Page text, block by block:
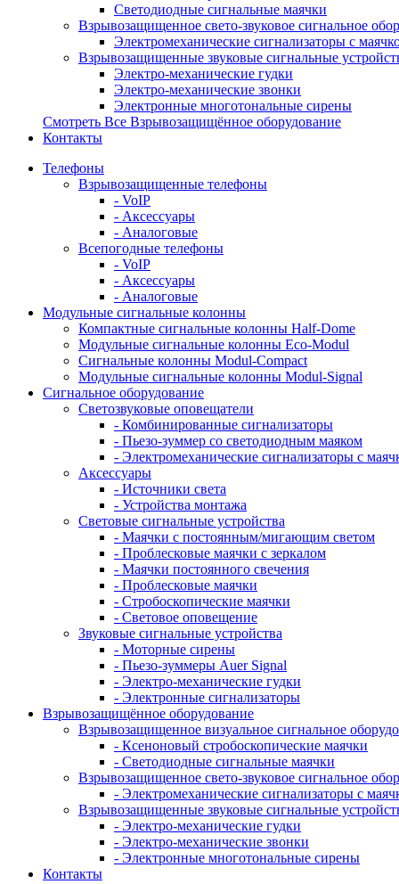
Светодиодные сигнальные маячки
Взрывозащищенное свето-звуковое сигнальное
Электромеханические сигнализаторы с
Взрывозащищенные звуковые сигнальные
Электро-механические гудки
Электро-механические звонки
Электронные многотональные сирены
Смотреть Все Взрывозащищённое оборудование
Контакты
Телефоны
Взрывозащищенные телефоны
- VoIP
- Аксессуары
- Аналоговые
Всепогодные телефоны
- VoIP
- Аксессуары
- Аналоговые
Модульные сигнальные колонны
Компактные сигнальные колонны Half-Dome
Модульные сигнальные колонны Eco-Modul
Сигнальные колонны Modul-Compact
Модульные сигнальные колонны Modul-Signal
Сигнальное оборудование
Светозвуковые оповещатели
- Комбинированные сигнализаторы
- Пьезо-зуммер со светодиодным маяком
- Электромеханические сигнализаторы с
Аксессуары
- Источники света
- Устройства монтажа
Световые сигнальные устройства
- Маячки с постоянным/мигающим светом
- Проблесковые маячки с зеркалом
- Маячки постоянного свечения
- Проблесковые маячки
- Стробоскопические маячки
- Световое оповещение
Звуковые сигнальные устройства
- Моторные сирены
- Пьезо-зуммеры Auer Signal
- Электро-механические гудки
- Электронные сигнализаторы
Взрывозащищённое оборудование
Взрывозащищенное визуальное сигнальное
- Ксеноновый стробоскопические маячки
- Светодиодные сигнальные маячки
Взрывозащищенное свето-звуковое сигнальное
- Электромеханические сигнализаторы с
Взрывозащищенные звуковые сигнальные
- Электро-механические гудки
- Электро-механические звонки
- Электронные многотональные сирены
Контакты